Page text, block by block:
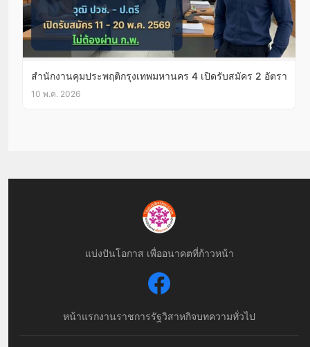
สำนักงานคุมประพฤติกรุงเทพมหานคร 4 เปิดรับสมัคร 2 อัตรา
10 พ.ค. 2026
แบ่งปันโอกาส เพื่ออนาคตที่ก้าวหน้า
หน้าแรกงานราชการรัฐวิสาหกิจบทความทั่วไป